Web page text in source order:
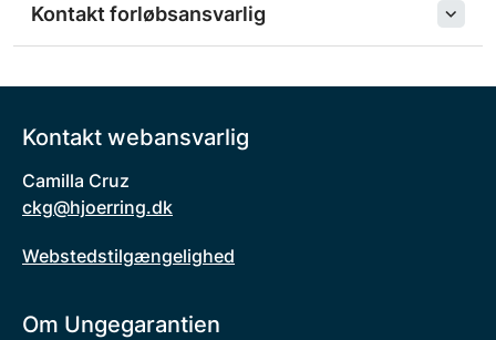
Kontakt forløbsansvarlig
Kontakt webansvarlig
Camilla Cruz
ckg@hjoerring.dk
Webstedstilgængelighed
Om Ungegarantien